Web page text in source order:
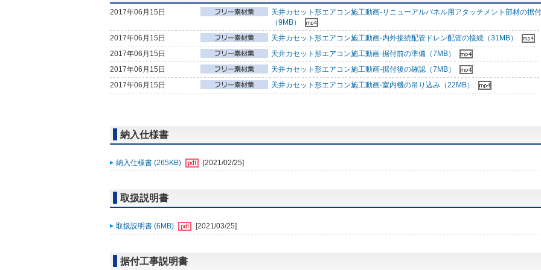
2017年06月15日
天井カセット形エアコン施工動画-リニューアルパネル用アタッチメント部材の据
（9MB）
2017年06月15日
天井カセット形エアコン施工動画-内外接続配管ドレン配管の接続（31MB）
2017年06月15日
天井カセット形エアコン施工動画-据付前の準備（7MB）
2017年06月15日
天井カセット形エアコン施工動画-据付後の確認（7MB）
2017年06月15日
天井カセット形エアコン施工動画-室内機の吊り込み（22MB）
納入仕様書
納入仕様書 (265KB) [2021/02/25]
取扱説明書
取扱説明書 (6MB) [2021/03/25]
据付工事説明書